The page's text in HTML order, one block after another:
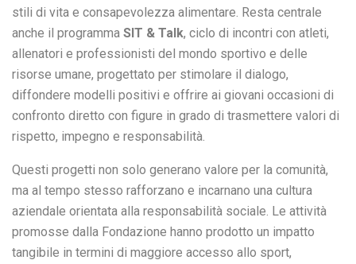
stili di vita e consapevolezza alimentare. Resta centrale
anche il programma SIT & Talk, ciclo di incontri con atleti,
allenatori e professionisti del mondo sportivo e delle
risorse umane, progettato per stimolare il dialogo,
diffondere modelli positivi e offrire ai giovani occasioni di
confronto diretto con figure in grado di trasmettere valori di
rispetto, impegno e responsabilità.
Questi progetti non solo generano valore per la comunità,
ma al tempo stesso rafforzano e incarnano una cultura
aziendale orientata alla responsabilità sociale. Le attività
promosse dalla Fondazione hanno prodotto un impatto
tangibile in termini di maggiore accesso allo sport,